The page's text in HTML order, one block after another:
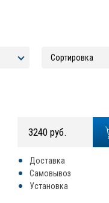
3240 руб.
Доставка
Самовывоз
Установка